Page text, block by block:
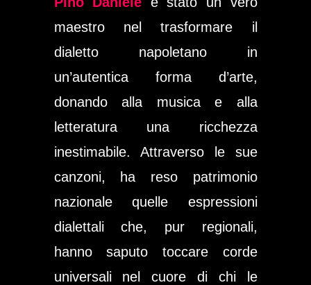
maestro nel trasformare il
dialetto napoletano in
un’autentica forma d’arte,
donando alla musica e alla
letteratura una ricchezza
inestimabile. Attraverso le sue
canzoni, ha reso patrimonio
nazionale quelle espressioni
dialettali che, pur regionali,
hanno saputo toccare corde
universali nel cuore di chi le